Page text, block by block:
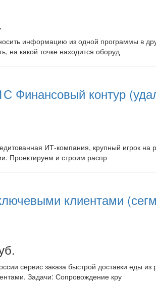
информацию из одной программы в
на какой точке находится оборуд
Финансовый контур
ИТ-компания, крупный игрок на
Проектируем и строим распр
клиентами
сервис заказа быстрой доставки еды из
Задачи: Сопровождение кру